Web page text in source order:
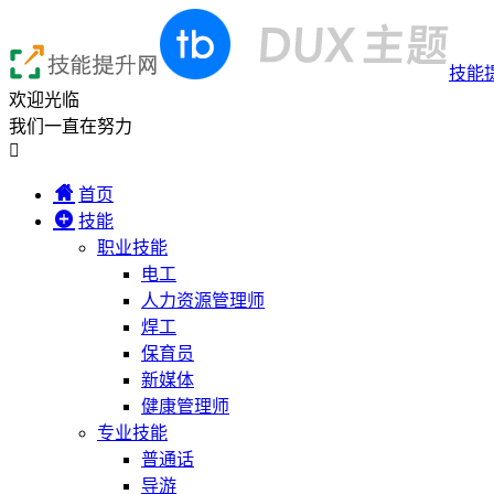
技能
欢迎光临
我们一直在努力

首页
技能
职业技能
电工
人力资源管理师
焊工
保育员
新媒体
健康管理师
专业技能
普通话
导游